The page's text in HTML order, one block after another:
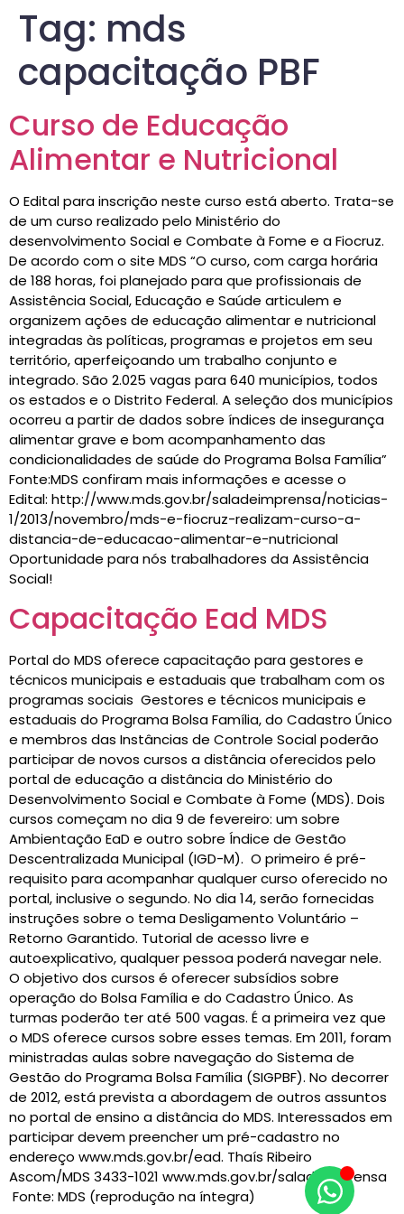
Tag: mds
capacitação PBF
Curso de Educação
Alimentar e Nutricional
O Edital para inscrição neste curso está aberto. Trata-se
de um curso realizado pelo Ministério do
desenvolvimento Social e Combate à Fome e a Fiocruz.
De acordo com o site MDS “O curso, com carga horária
de 188 horas, foi planejado para que profissionais de
Assistência Social, Educação e Saúde articulem e
organizem ações de educação alimentar e nutricional
integradas às políticas, programas e projetos em seu
território, aperfeiçoando um trabalho conjunto e
integrado. São 2.025 vagas para 640 municípios, todos
os estados e o Distrito Federal. A seleção dos municípios
ocorreu a partir de dados sobre índices de insegurança
alimentar grave e bom acompanhamento das
condicionalidades de saúde do Programa Bolsa Família”
Fonte:MDS confiram mais informações e acesse o
Edital: http://www.mds.gov.br/saladeimprensa/noticias-
1/2013/novembro/mds-e-fiocruz-realizam-curso-a-
distancia-de-educacao-alimentar-e-nutricional
Oportunidade para nós trabalhadores da Assistência
Social!
Capacitação Ead MDS
Portal do MDS oferece capacitação para gestores e
técnicos municipais e estaduais que trabalham com os
programas sociais Gestores e técnicos municipais e
estaduais do Programa Bolsa Família, do Cadastro Único
e membros das Instâncias de Controle Social poderão
participar de novos cursos a distância oferecidos pelo
portal de educação a distância do Ministério do
Desenvolvimento Social e Combate à Fome (MDS). Dois
cursos começam no dia 9 de fevereiro: um sobre
Ambientação EaD e outro sobre Índice de Gestão
Descentralizada Municipal (IGD-M). O primeiro é pré-
requisito para acompanhar qualquer curso oferecido no
portal, inclusive o segundo. No dia 14, serão fornecidas
instruções sobre o tema Desligamento Voluntário –
Retorno Garantido. Tutorial de acesso livre e
autoexplicativo, qualquer pessoa poderá navegar nele.
O objetivo dos cursos é oferecer subsídios sobre
operação do Bolsa Família e do Cadastro Único. As
turmas poderão ter até 500 vagas. É a primeira vez que
o MDS oferece cursos sobre esses temas. Em 2011, foram
ministradas aulas sobre navegação do Sistema de
Gestão do Programa Bolsa Família (SIGPBF). No decorrer
de 2012, está prevista a abordagem de outros assuntos
no portal de ensino a distância do MDS. Interessados em
participar devem preencher um pré-cadastro no
endereço www.mds.gov.br/ead. Thaís Ribeiro
Ascom/MDS 3433-1021 www.mds.gov.br/saladeimprensa
Fonte: MDS (reprodução na íntegra)